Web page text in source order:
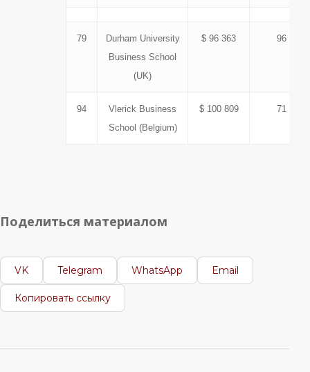
79
Durham University
Business School
(UK)
$ 96 363 96
94
Vlerick Business
School (Belgium)
$ 100 809 71
Поделиться материалом
VK Telegram WhatsApp Email
Копировать ссылку